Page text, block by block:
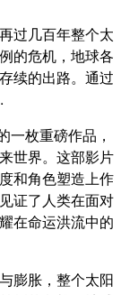
过几百年整个太
的危机，地球各
续的出路。通过
一枚重磅作品，
世界。这部影片
和角色塑造上作
证了人类在面对
在命运洪流中的
膨胀，整个太阳